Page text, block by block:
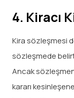
4. Kiracı
Kira sözleşmesi
sözleşmede
Ancak
kararı